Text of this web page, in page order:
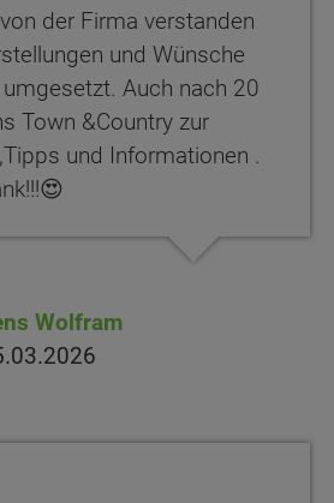
der Firma verstanden
und Wünsche
Auch nach 20
Town &Country zur
und Informationen .
Wolfram